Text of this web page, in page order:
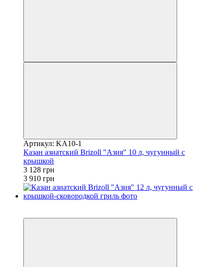
Артикул: KA10-1
Казан азиатский Brizoll "Азия" 10 л, чугунный с
крышкой
3 128 грн
3 910 грн